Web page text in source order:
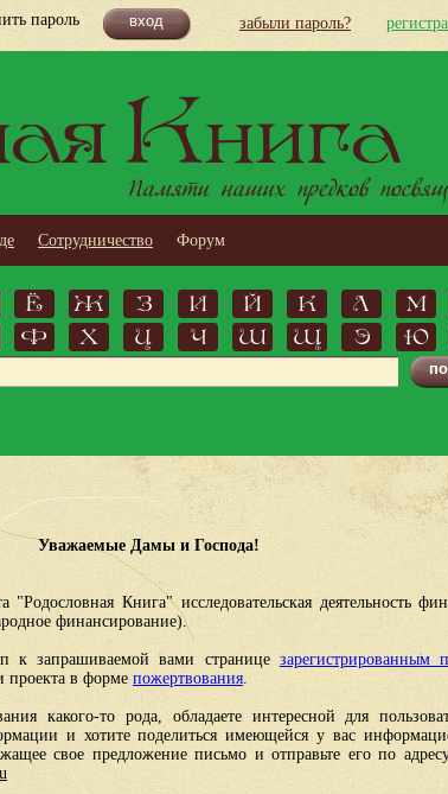
пароль забыли пароль?
Книга
Памяти наших предков
Сотрудничество Форум
Ё Ж З И Й К Л М
Ф Х Ц Ч Ш Щ Э Ю
Уважаемые Дамы и Господа!
"Родословная Книга" исследовательская деятельность
финансирование).
к запрашиваемой вами странице зарегистрированным
проекта в форме пожертвования.
какого-то рода, обладаете интересной для
и хотите поделиться имеющейся у вас
свое предложение письмо и отправьте его по